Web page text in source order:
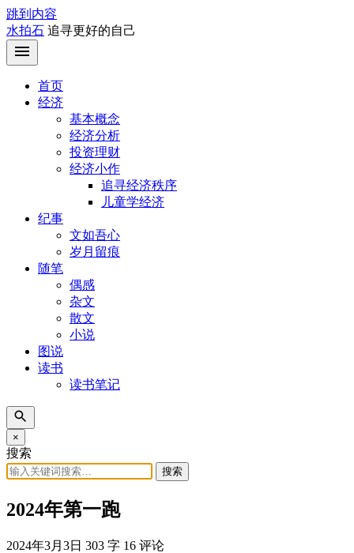
跳到内容
水拍石 追寻更好的自己
首页
经济
基本概念
经济分析
投资理财
经济小作
追寻经济秩序
儿童学经济
纪事
文如吾心
岁月留痕
随笔
偶感
杂文
散文
小说
图说
读书
读书笔记
×
搜索
搜索
2024年第一跑
2024年3月3日 303 字 16 评论